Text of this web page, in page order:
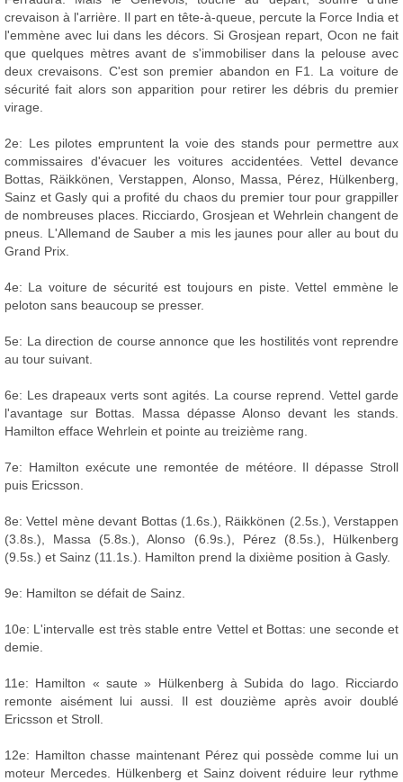
crevaison à l'arrière. Il part en tête-à-queue, percute la Force India et
l'emmène avec lui dans les décors. Si Grosjean repart, Ocon ne fait
que quelques mètres avant de s'immobiliser dans la pelouse avec
deux crevaisons. C'est son premier abandon en F1. La voiture de
sécurité fait alors son apparition pour retirer les débris du premier
virage.
2e: Les pilotes empruntent la voie des stands pour permettre aux
commissaires d'évacuer les voitures accidentées. Vettel devance
Bottas, Räikkönen, Verstappen, Alonso, Massa, Pérez, Hülkenberg,
Sainz et Gasly qui a profité du chaos du premier tour pour grappiller
de nombreuses places. Ricciardo, Grosjean et Wehrlein changent de
pneus. L'Allemand de Sauber a mis les jaunes pour aller au bout du
Grand Prix.
4e: La voiture de sécurité est toujours en piste. Vettel emmène le
peloton sans beaucoup se presser.
5e: La direction de course annonce que les hostilités vont reprendre
au tour suivant.
6e: Les drapeaux verts sont agités. La course reprend. Vettel garde
l'avantage sur Bottas. Massa dépasse Alonso devant les stands.
Hamilton efface Wehrlein et pointe au treizième rang.
7e: Hamilton exécute une remontée de météore. Il dépasse Stroll
puis Ericsson.
8e: Vettel mène devant Bottas (1.6s.), Räikkönen (2.5s.), Verstappen
(3.8s.), Massa (5.8s.), Alonso (6.9s.), Pérez (8.5s.), Hülkenberg
(9.5s.) et Sainz (11.1s.). Hamilton prend la dixième position à Gasly.
9e: Hamilton se défait de Sainz.
10e: L'intervalle est très stable entre Vettel et Bottas: une seconde et
demie.
11e: Hamilton « saute » Hülkenberg à Subida do lago. Ricciardo
remonte aisément lui aussi. Il est douzième après avoir doublé
Ericsson et Stroll.
12e: Hamilton chasse maintenant Pérez qui possède comme lui un
moteur Mercedes. Hülkenberg et Sainz doivent réduire leur rythme